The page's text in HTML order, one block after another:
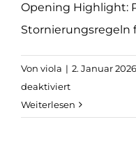
Opening Highlight:
Stornierungsregeln
Von viola | 2. Januar 2026
deaktiviertfür
Altona:
Weiterlesen